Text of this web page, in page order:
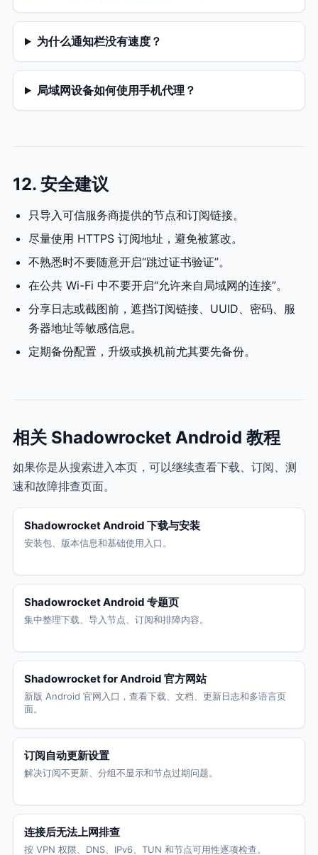
为什么通知栏没有速度？
局域网设备如何使用手机代理？
12. 安全建议
只导入可信服务商提供的节点和订阅链接。
尽量使用 HTTPS 订阅地址，避免被篡改。
不熟悉时不要随意开启“跳过证书验证”。
在公共 Wi-Fi 中不要开启“允许来自局域网的连接”。
分享日志或截图前，遮挡订阅链接、UUID、密码、服
务器地址等敏感信息。
定期备份配置，升级或换机前尤其要先备份。
相关 Shadowrocket Android 教程
如果你是从搜索进入本页，可以继续查看下载、订阅、测
速和故障排查页面。
Shadowrocket Android 下载与安装
安装包、版本信息和基础使用入口。
Shadowrocket Android 专题页
集中整理下载、导入节点、订阅和排障内容。
Shadowrocket for Android 官方网站
新版 Android 官网入口，查看下载、文档、更新日志和多语言页
面。
订阅自动更新设置
解决订阅不更新、分组不显示和节点过期问题。
连接后无法上网排查
按 VPN 权限、DNS、IPv6、TUN 和节点可用性逐项检查。